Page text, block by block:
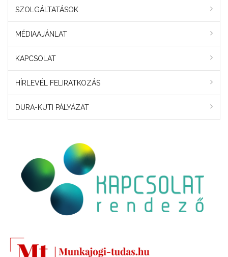
SZOLGÁLTATÁSOK
MÉDIAAJÁNLAT
KAPCSOLAT
HÍRLEVÉL FELIRATKOZÁS
DURA-KUTI PÁLYÁZAT